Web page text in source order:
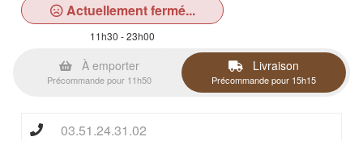
Actuellement fermé...
11h30 - 23h00
À emporter
Précommande pour 11h50
Livraison
Précommande pour 15h15
03.51.24.31.02